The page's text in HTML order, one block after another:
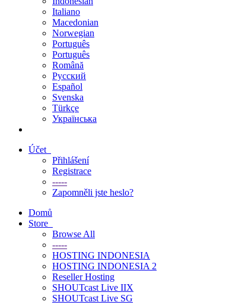
Italiano
Macedonian
Norwegian
Português
Português
Română
Русский
Español
Svenska
Türkçe
Українська
Účet
Přihlášení
Registrace
-----
Zapomněli jste heslo?
Domů
Store
Browse All
-----
HOSTING INDONESIA
HOSTING INDONESIA 2
Reseller Hosting
SHOUTcast Live IIX
SHOUTcast Live SG